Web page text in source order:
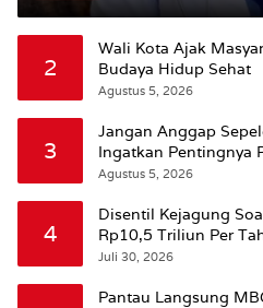
2
Wali Kota Ajak
Budaya Hidup Sehat
Agustus 5, 2026
3
Jangan Anggap
Ingatkan Pentingnya
Agustus 5, 2026
4
Disentil Kejagung
Rp10,5 Triliun Per
Beri Penjelasan
Juli 30, 2026
Pantau Langsung